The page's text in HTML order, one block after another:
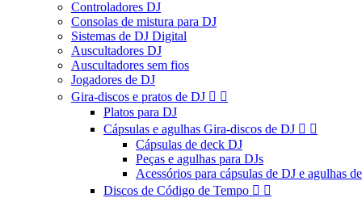
Controladores DJ
Consolas de mistura para DJ
Sistemas de DJ Digital
Auscultadores DJ
Auscultadores sem fios
Jogadores de DJ
Gira-discos e pratos de DJ  
Platos para DJ
Cápsulas e agulhas Gira-discos de DJ  
Cápsulas de deck DJ
Peças e agulhas para DJs
Acessórios para cápsulas de DJ e agulhas
Discos de Código de Tempo  